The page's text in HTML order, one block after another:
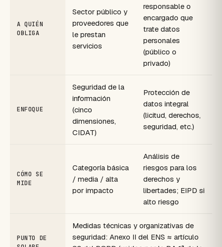
A QUIÉN
OBLIGA
Sector público y
proveedores que
le prestan
servicios
responsable o
encargado que
trate datos
personales
(público o
privado)
ENFOQUE
Seguridad de la
información
(cinco
dimensiones,
CIDAT)
Protección de
datos integral
(licitud, derechos,
seguridad, etc.)
CÓMO SE
MIDE
Categoría básica
/ media / alta
por impacto
Análisis de
riesgos para los
derechos y
libertades; EIPD si
alto riesgo
PUNTO DE
Medidas técnicas y organizativas de
seguridad: Anexo II del ENS ≈ artículo